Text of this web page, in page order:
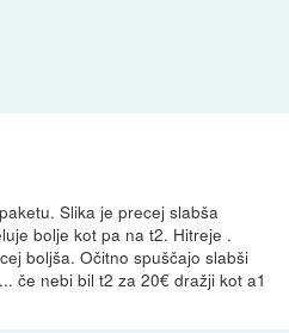
Slika je precej slabša
bolje kot pa na t2. Hitreje .
boljša. Očitno spuščajo slabši
če nebi bil t2 za 20€ dražji kot a1